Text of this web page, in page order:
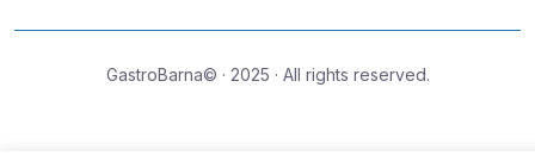
GastroBarna© · 2025 · All rights reserved.